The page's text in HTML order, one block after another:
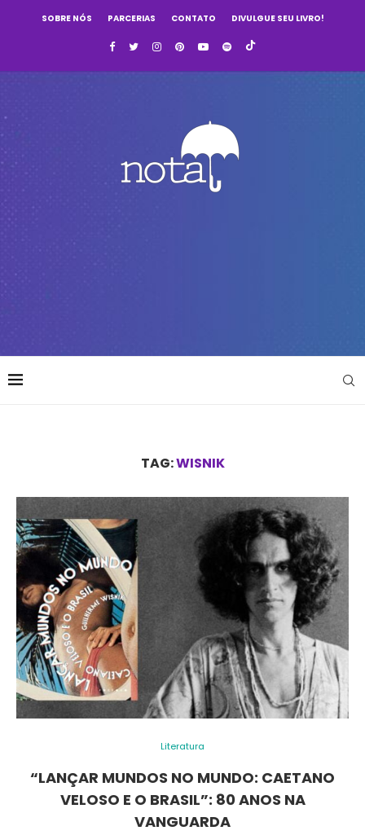
SOBRE NÓS PARCERIAS CONTATO DIVULGUE SEU LIVRO!
TAG:WISNIK
Literatura
“LANÇAR MUNDOS NO MUNDO: CAETANO
VELOSO E O BRASIL”: 80 ANOS NA
VANGUARDA